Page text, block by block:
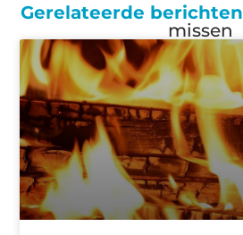
Gerelateerde berichten
missen